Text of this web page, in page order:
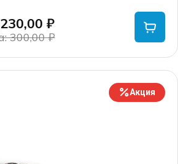
300,00₽
₽
Акция